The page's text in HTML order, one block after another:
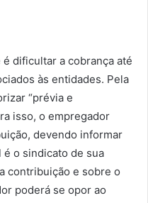
dificultar a cobrança até
às entidades. Pela
“prévia e
isso, o empregador
devendo informar
o sindicato de sua
contribuição e sobre o
poderá se opor ao